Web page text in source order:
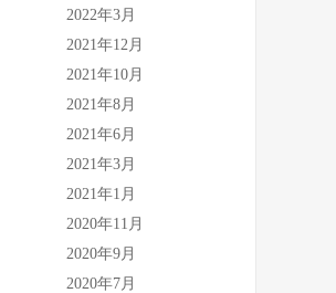
2022年3月
2021年12月
2021年10月
2021年8月
2021年6月
2021年3月
2021年1月
2020年11月
2020年9月
2020年7月